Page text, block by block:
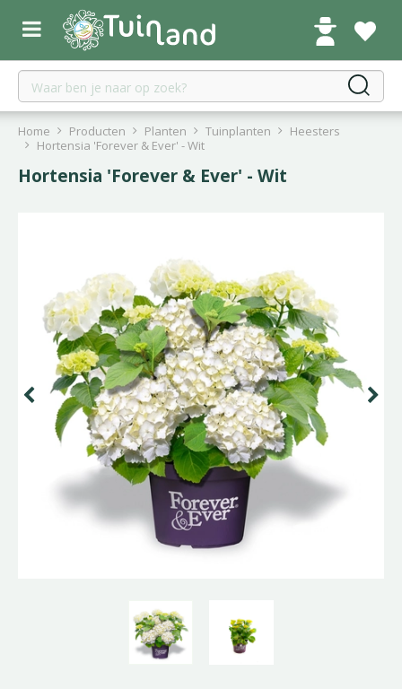
r
Home Producten Planten Tuinplanten
Heesters
Hortensia 'Forever & Ever' - Wit
Hortensia 'Forever & Ever' - Wit